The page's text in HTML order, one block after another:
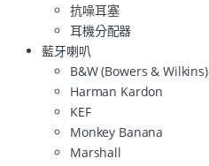
抗噪耳塞
耳機分配器
藍牙喇叭
B&W (Bowers & Wilkins)
Harman Kardon
KEF
Monkey Banana
Marshall